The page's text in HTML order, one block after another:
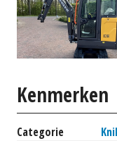
Kenmerken
Categorie